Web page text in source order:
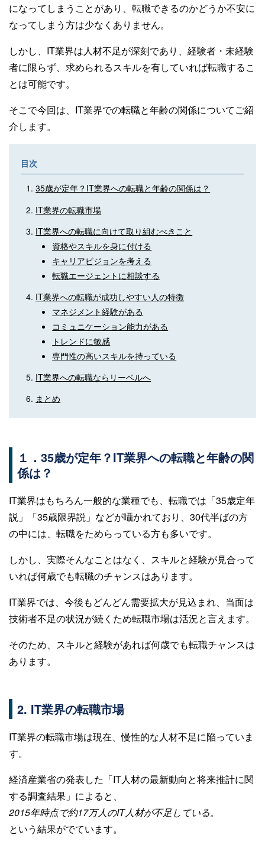
になってしまうことがあり、転職できるのかどうか不安に
なってしまう方は少なくありません。
しかし、IT業界は人材不足が深刻であり、経験者・未経験
者に限らず、求められるスキルを有していれば転職するこ
とは可能です。
そこで今回は、IT業界での転職と年齢の関係についてご紹
介します。
目次
35歳が定年？IT業界への転職と年齢の関係は？
IT業界の転職市場
IT業界への転職に向けて取り組むべきこと
資格やスキルを身に付ける
キャリアビジョンを考える
転職エージェントに相談する
IT業界への転職が成功しやすい人の特徴
マネジメント経験がある
コミュニケーション能力がある
トレンドに敏感
専門性の高いスキルを持っている
IT業界への転職ならリーベルへ
まとめ
１．35歳が定年？IT業界への転職と年齢の関
係は？
IT業界はもちろん一般的な業種でも、転職では「35歳定年
説」「35歳限界説」などが囁かれており、30代半ばの方
の中には、転職をためらっている方も多いです。
しかし、実際そんなことはなく、スキルと経験が見合って
いれば何歳でも転職のチャンスはあります。
IT業界では、今後もどんどん需要拡大が見込まれ、当面は
技術者不足の状況が続くため転職市場は活況と言えます。
そのため、スキルと経験があれば何歳でも転職チャンスは
あります。
2. IT業界の転職市場
IT業界の転職市場は現在、慢性的な人材不足に陥っていま
す。
経済産業省の発表した「IT人材の最新動向と将来推計に関
する調査結果」によると、
2015年時点で約17万人のIT人材が不足している。
という結果がでています。